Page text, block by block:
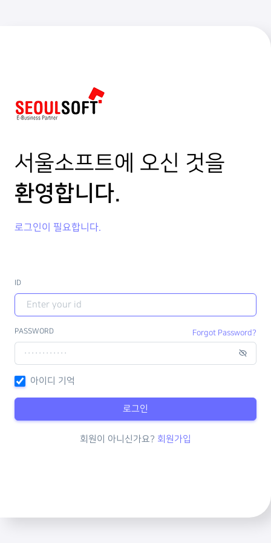
서울소프트에 오신 것을
환영합니다.
로그인이 필요합니다.
ID
PASSWORD Forgot Password?
아이디 기억
로그인
회원이 아니신가요? 회원가입